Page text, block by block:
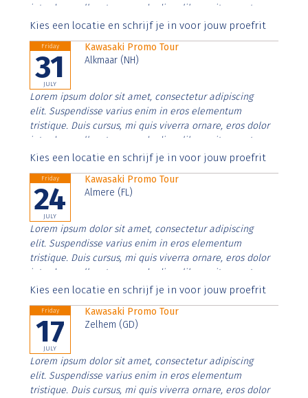
interdum nulla, ut commodo diam libero vitae erat.
Aenean faucibus nibh et justo cursus id rutrum lorem
Kies een locatie en schrijf je in voor jouw proefrit
Friday
31
JULY
Kawasaki Promo Tour
Alkmaar (NH)
Lorem ipsum dolor sit amet, consectetur adipiscing
elit. Suspendisse varius enim in eros elementum
tristique. Duis cursus, mi quis viverra ornare, eros dolor
interdum nulla, ut commodo diam libero vitae erat.
Aenean faucibus nibh et justo cursus id rutrum lorem
Kies een locatie en schrijf je in voor jouw proefrit
Friday
24
JULY
Kawasaki Promo Tour
Almere (FL)
Lorem ipsum dolor sit amet, consectetur adipiscing
elit. Suspendisse varius enim in eros elementum
tristique. Duis cursus, mi quis viverra ornare, eros dolor
interdum nulla, ut commodo diam libero vitae erat.
Aenean faucibus nibh et justo cursus id rutrum lorem
Kies een locatie en schrijf je in voor jouw proefrit
Friday
17
JULY
Kawasaki Promo Tour
Zelhem (GD)
Lorem ipsum dolor sit amet, consectetur adipiscing
elit. Suspendisse varius enim in eros elementum
tristique. Duis cursus, mi quis viverra ornare, eros dolor